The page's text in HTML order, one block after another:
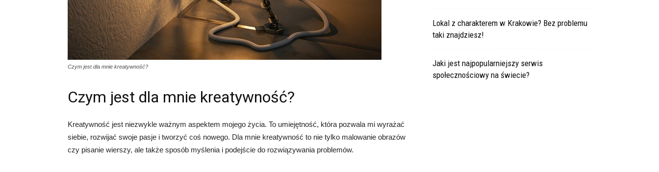
Czym jest dla mnie kreatywność?
Czym jest dla mnie kreatywność?
Kreatywność jest niezwykle ważnym aspektem mojego życia. To umiejętność, która pozwala mi wyrażać
siebie, rozwijać swoje pasje i tworzyć coś nowego. Dla mnie kreatywność to nie tylko malowanie obrazów
czy pisanie wierszy, ale także sposób myślenia i podejście do rozwiązywania problemów.
Lokal z charakterem w Krakowie? Bez problemu
taki znajdziesz!
Jaki jest najpopularniejszy serwis
społecznościowy na świecie?